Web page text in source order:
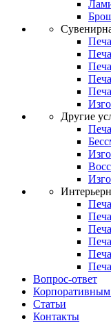
Другие
Вопрос-ответ
Статьи
Контакты